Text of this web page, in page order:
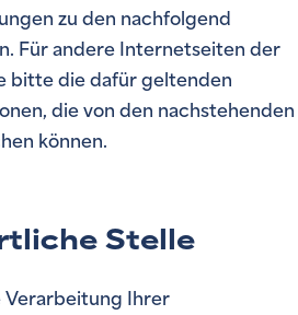
zu den nachfolgend
Für andere Internetseiten der
bitte die dafür geltenden
die von den nachstehenden
können.
Stelle
Ihrer